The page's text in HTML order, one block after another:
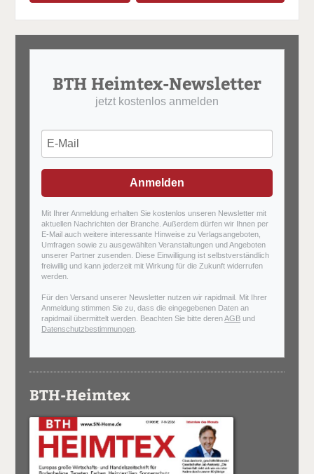
BTH Heimtex-Newsletter
jetzt kostenlos anmelden
Anmelden
Mit Ihrer Anmeldung erhalten Sie kostenlos unseren Newsletter mit
aktuellen Nachrichten der Branche. Außerdem dürfen wir Ihnen per
E-Mail auch weitere interessante Hinweise zu Verlagsangeboten,
Umfragen sowie zu ausgewählten Veranstaltungen und Angeboten
unserer Partner zusenden. Diese Einwilligung ist selbstverständlich
freiwillig und kann jederzeit mit Wirkung für die Zukunft widerrufen
werden.
Für den Versand unserer Newsletter nutzen wir rapidmail. Mit Ihrer
Anmeldung stimmen Sie zu, dass die eingegebenen Daten an
rapidmail übermittelt werden. Beachten Sie bitte derenAGB und
Datenschutzbestimmungen
BTH-Heimtex